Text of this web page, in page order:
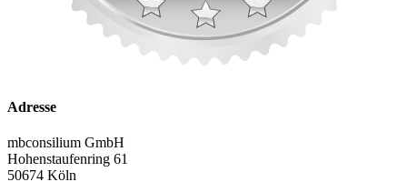
Adresse
mbconsilium GmbH
Hohenstaufenring 61
50674 Köln